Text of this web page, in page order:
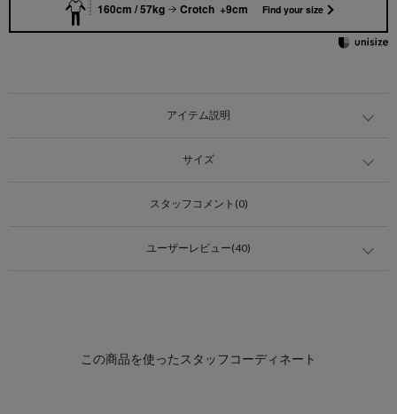
160cm / 57kg Crotch +9cm Find your size
アイテム説明
サイズ
スタッフコメント(0)
ユーザーレビュー(40)